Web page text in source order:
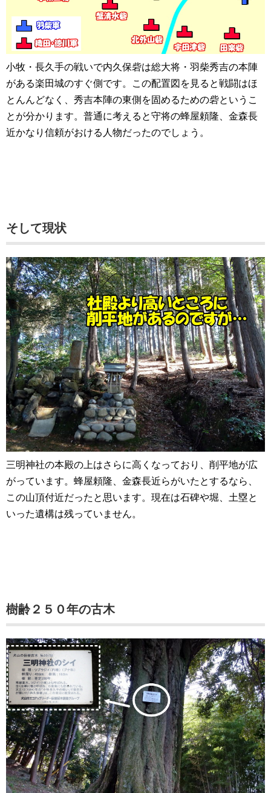
小牧・長久手の戦いで内久保砦は総大将・羽柴秀吉の本陣
がある楽田城のすぐ側です。この配置図を見ると戦闘はほ
とんんどなく、秀吉本陣の東側を固めるための砦というこ
とが分かります。普通に考えると守将の蜂屋頼隆、金森長
近かなり信頼がおける人物だったのでしょう。
そして現状
三明神社の本殿の上はさらに高くなっており、削平地が広
がっています。蜂屋頼隆、金森長近らがいたとするなら、
この山頂付近だったと思います。現在は石碑や堀、土塁と
いった遺構は残っていません。
樹齢２５０年の古木